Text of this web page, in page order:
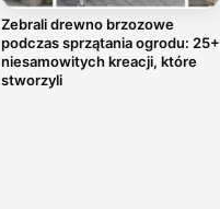
Zebrali drewno brzozowe
podczas sprzątania ogrodu: 25+
niesamowitych kreacji, które
stworzyli